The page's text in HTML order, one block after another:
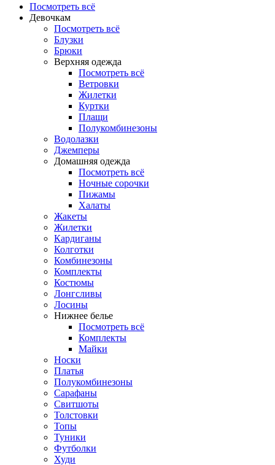
Посмотреть всё
Девочкам
Посмотреть всё
Блузки
Брюки
Верхняя одежда
Посмотреть всё
Ветровки
Жилетки
Куртки
Плащи
Полукомбинезоны
Водолазки
Джемперы
Домашняя одежда
Посмотреть всё
Ночные сорочки
Пижамы
Халаты
Жакеты
Жилетки
Кардиганы
Колготки
Комбинезоны
Комплекты
Костюмы
Лонгсливы
Лосины
Нижнее белье
Посмотреть всё
Комплекты
Майки
Носки
Платья
Полукомбинезоны
Сарафаны
Свитшоты
Толстовки
Топы
Туники
Футболки
Худи